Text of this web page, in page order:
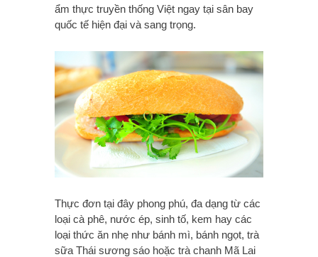
ẩm thực truyền thống Việt ngay tại sân bay
quốc tế hiện đại và sang trọng.
Thực đơn tại đây phong phú, đa dạng từ các
loại cà phê, nước ép, sinh tố, kem hay các
loại thức ăn nhẹ như bánh mì, bánh ngọt, trà
sữa Thái sương sáo hoặc trà chanh Mã Lai